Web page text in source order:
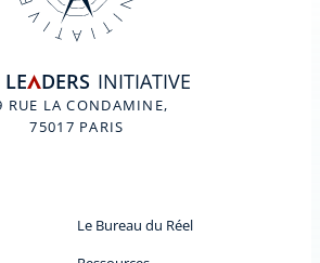
LEADERS INITIATIVE
RUE LA CONDAMINE,
75017 PARIS
Le Bureau du Réel